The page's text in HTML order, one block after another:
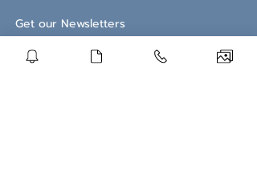
Get our Newsletters